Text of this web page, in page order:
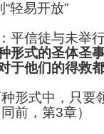
轻易开放”
信徒与未举
形式的圣体圣
于他们的得救
形式中，只
前，第3章）